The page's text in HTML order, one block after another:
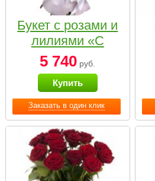
Заказать в один клик
Букет с розами и
лилиями «С
наилучшими
пожеланиями»
5 740 руб.
Купить